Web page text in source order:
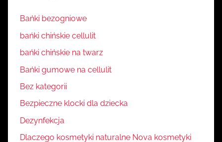
Bańki bezogniowe
bańki chińskie cellulit
bańki chińskie na twarz
Bańki gumowe na cellulit
Bez kategorii
Bezpieczne klocki dla dziecka
Dezynfekcja
Dlaczego kosmetyki naturalne Nova kosmetyki